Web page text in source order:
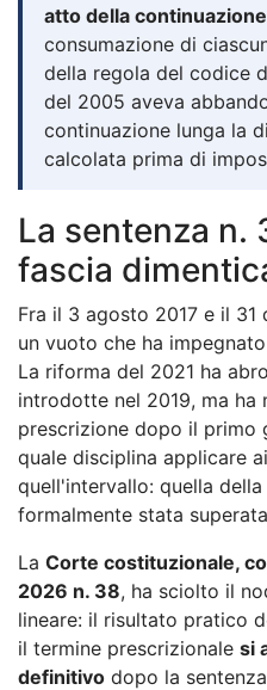
atto della continuazione
consumazione di
della regola del codice
del 2005 aveva
continuazione lunga la
calcolata prima di
La sentenza n.
fascia
Fra il 3 agosto 2017 e il
un vuoto che ha
La riforma del 2021 ha
introdotte nel 2019, ma ha
prescrizione dopo il primo
quale disciplina applicare
quell'intervallo: quella
formalmente stata
La Corte costituzionale,
2026 n. 38, ha sciolto il
lineare: il risultato pratico
il termine prescrizionale si
definitivo dopo la